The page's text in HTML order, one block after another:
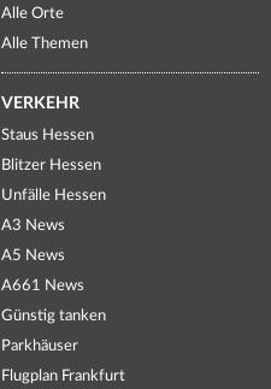
Alle Orte
Alle Themen
VERKEHR
Staus Hessen
Blitzer Hessen
Unfälle Hessen
A3 News
A5 News
A661 News
Günstig tanken
Parkhäuser
Flugplan Frankfurt